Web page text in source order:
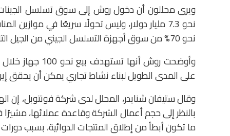
ويرى محللون أن دخول روش إلى سوق تسلسل
نحو 7.3 مليار دولار، وليس تحولًا سريعًا في
نحو 70% من سوق أجهزة التسلسل الجيني من الجيل التالي.
وأوضحت روش
على المدى الطويل لبناء نشاط تجاري يمكن أن يحقق إيرادات
وقال ستيفان شنايدر، المحلل لدى شركة فونتوبل، إن
بالنظر إلى حجم أعمال الشركة وقاعدة عملائها،
ما تكون أبطأ من إطلاق المنتجات الدوائية، بسبب